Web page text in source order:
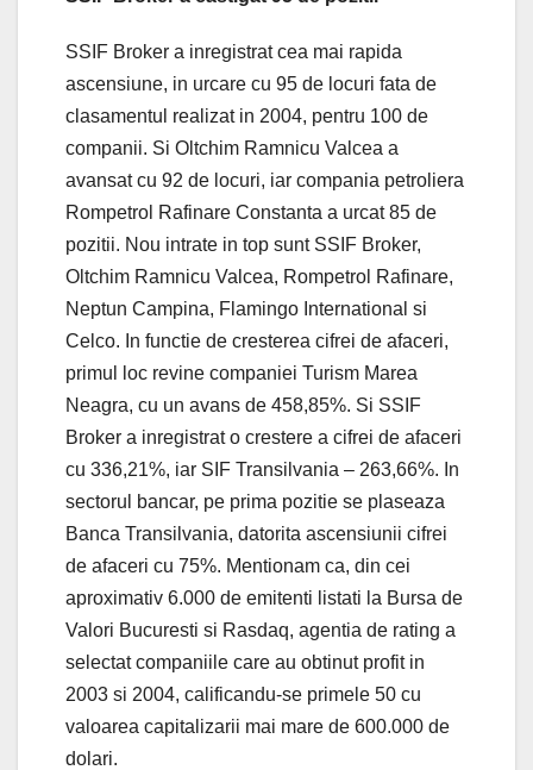
SSIF Broker a inregistrat cea mai rapida
ascensiune, in urcare cu 95 de locuri fata de
clasamentul realizat in 2004, pentru 100 de
companii. Si Oltchim Ramnicu Valcea a
avansat cu 92 de locuri, iar compania petroliera
Rompetrol Rafinare Constanta a urcat 85 de
pozitii. Nou intrate in top sunt SSIF Broker,
Oltchim Ramnicu Valcea, Rompetrol Rafinare,
Neptun Campina, Flamingo International si
Celco. In functie de cresterea cifrei de afaceri,
primul loc revine companiei Turism Marea
Neagra, cu un avans de 458,85%. Si SSIF
Broker a inregistrat o crestere a cifrei de afaceri
cu 336,21%, iar SIF Transilvania – 263,66%. In
sectorul bancar, pe prima pozitie se plaseaza
Banca Transilvania, datorita ascensiunii cifrei
de afaceri cu 75%. Mentionam ca, din cei
aproximativ 6.000 de emitenti listati la Bursa de
Valori Bucuresti si Rasdaq, agentia de rating a
selectat companiile care au obtinut profit in
2003 si 2004, calificandu-se primele 50 cu
valoarea capitalizarii mai mare de 600.000 de
dolari.